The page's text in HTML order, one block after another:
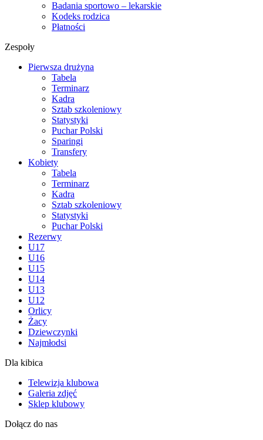
Badania sportowo – lekarskie
Kodeks rodzica
Płatności
Zespoły
Pierwsza drużyna
Tabela
Terminarz
Kadra
Sztab szkoleniowy
Statystyki
Puchar Polski
Sparingi
Transfery
Kobiety
Tabela
Terminarz
Kadra
Sztab szkoleniowy
Statystyki
Puchar Polski
Rezerwy
U17
U16
U15
U14
U13
U12
Orlicy
Żacy
Dziewczynki
Najmłodsi
Dla kibica
Telewizja klubowa
Galeria zdjęć
Sklep klubowy
Dołącz do nas